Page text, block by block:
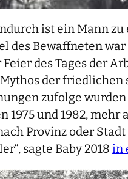
ist ein Mann
des Bewaffneten
des Tages der
der
zufolge
1975 und 1982,
Provinz oder
sagte Baby 2018in